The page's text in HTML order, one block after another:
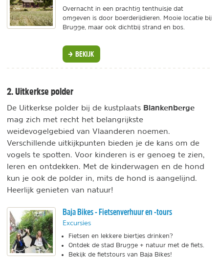
Overnacht in een prachtig tenthuisje dat
omgeven is door boerderijdieren. Mooie locatie bij
Brugge, maar ook dichtbij strand en bos.
BEKIJK
2. Uitkerkse polder
De Uitkerkse polder bij de kustplaats Blankenberge
mag zich met recht het belangrijkste
weidevogelgebied van Vlaanderen noemen.
Verschillende uitkijkpunten bieden je de kans om de
vogels te spotten. Voor kinderen is er genoeg te zien,
leren en ontdekken. Met de kinderwagen en de hond
kun je ook de polder in, mits de hond is aangelijnd.
Heerlijk genieten van natuur!
Baja Bikes - Fietsenverhuur en -tours
Excursies
Fietsen en lekkere biertjes drinken?
Ontdek de stad Brugge + natuur met de fiets.
Bekijk de fietstours van Baja Bikes!